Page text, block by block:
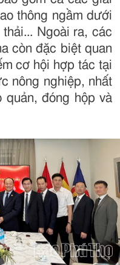
thông ngầm dưới
Ngoài ra, các
còn đặc biệt quan
cơ hội hợp tác tại
nông nghiệp, nhất
quản, đóng hộp và